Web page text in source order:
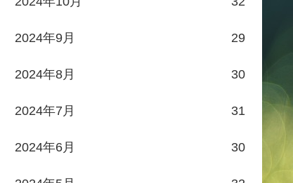
2024年9月 29
2024年8月 30
2024年7月 31
2024年6月 30